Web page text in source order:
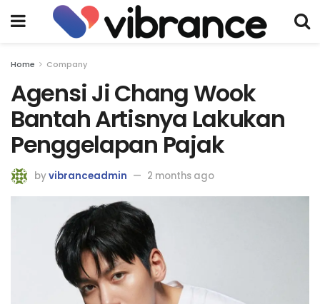
Home Company
Agensi Ji Chang Wook
Bantah Artisnya Lakukan
Penggelapan Pajak
byvibranceadmin 2 months ago